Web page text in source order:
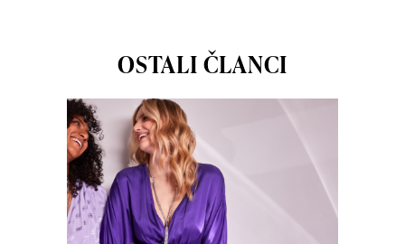
OSTALI ČLANCI